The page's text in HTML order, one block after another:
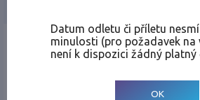
Místo odletu
Datum odletu či příletu
minulosti (pro požadavek na
není k dispozici žádný platný
OK